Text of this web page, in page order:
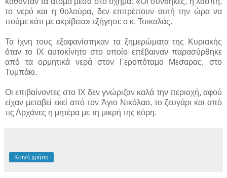
το νερό και η θολούρα, δεν επιτρέπουν αυτή την ώρα να
πούμε κάτι με ακρίβεια» εξήγησε ο κ. Τσικαλάς.
Τα ίχνη τους εξαφανίστηκαν τα ξημερώματα της Κυριακής
όταν το ΙΧ αυτοκίνητο στο οποίο επέβαιναν παρασύρθηκε
από τα ορμητικά νερά στον Γεροπόταμο Μεσαρας, στο
Τυμπάκι.
Οι επιβαίνοντες στο ΙΧ δεν γνώριζαν καλά την περιοχή, αφού
είχαν μεταβεί εκεί από τον Άγιο Νικόλαο, το ζευγάρι και από
τις Αρχάνες η μητέρα με τη μικρή της κόρη.
Κοινή χρήση